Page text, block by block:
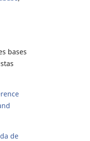
bases
de